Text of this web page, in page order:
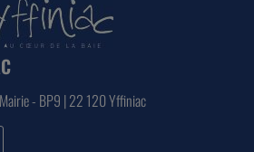
- BP9 | 22 120 Yffiniac